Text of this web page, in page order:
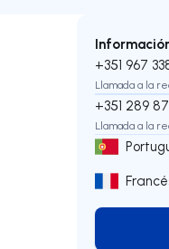
+351 967
Llamada a la
+351 289
Llamada a la